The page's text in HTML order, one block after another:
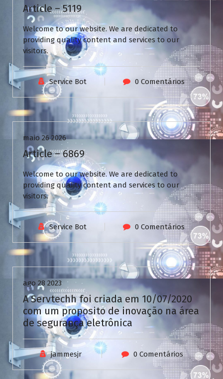
Article – 5119
Welcome to our website. We are dedicated to
providing quality content and services to our
visitors.
Service Bot 0 Comentários
Uncategorized
maio 26 2026
Article – 6869
Welcome to our website. We are dedicated to
providing quality content and services to our
visitors.
N
C
a
s
i
n
o
Service Bot 0 Comentários
Uncategorized
ago 28 2023
A Servtechh foi criada em 10/07/2020
com um proposito de inovação na área
de segurança eletrônica
jammesjr 0 Comentários